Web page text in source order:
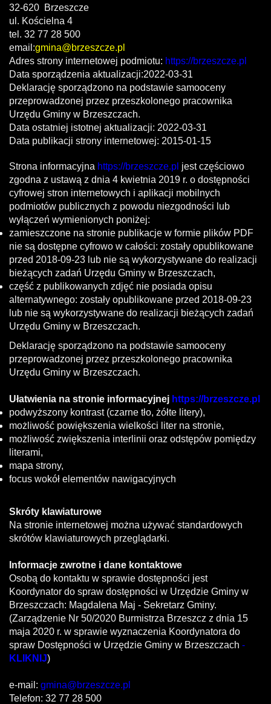
32-620 Brzeszcze
ul. Kościelna 4
tel. 32 77 28 500
email:gmina@brzeszcze.pl
Adres strony internetowej podmiotu: https://brzeszcze.pl
Data sporządzenia aktualizacji:2022-03-31
Deklarację sporządzono na podstawie samooceny
przeprowadzonej przez przeszkolonego pracownika
Urzędu Gminy w Brzeszczach.
Data ostatniej istotnej aktualizacji: 2022-03-31
Data publikacji strony internetowej: 2015-01-15
Strona informacyjna https://brzeszcze.pl jest częściowo
zgodna z ustawą z dnia 4 kwietnia 2019 r. o dostępności
cyfrowej stron internetowych i aplikacji mobilnych
podmiotów publicznych z powodu niezgodności lub
wyłączeń wymienionych poniżej:
zamieszczone na stronie publikacje w formie plików PDF
nie są dostępne cyfrowo w całości: zostały opublikowane
przed 2018-09-23 lub nie są wykorzystywane do realizacji
bieżących zadań Urzędu Gminy w Brzeszczach,
część z publikowanych zdjęć nie posiada opisu
alternatywnego: zostały opublikowane przed 2018-09-23
lub nie są wykorzystywane do realizacji bieżących zadań
Urzędu Gminy w Brzeszczach.
Deklarację sporządzono na podstawie samooceny
przeprowadzonej przez przeszkolonego pracownika
Urzędu Gminy w Brzeszczach.
Ułatwienia na stronie informacyjnej https://brzeszcze.pl
podwyższony kontrast (czarne tło, żółte litery),
możliwość powiększenia wielkości liter na stronie,
możliwość zwiększenia interlinii oraz odstępów pomiędzy
literami,
mapa strony,
focus wokół elementów nawigacyjnych
Skróty klawiaturowe
Na stronie internetowej można używać standardowych
skrótów klawiaturowych przeglądarki.
Informacje zwrotne i dane kontaktowe
Osobą do kontaktu w sprawie dostępności jest
Koordynator do spraw dostępności w Urzędzie Gminy w
Brzeszczach: Magdalena Maj - Sekretarz Gminy.
(Zarządzenie Nr 50/2020 Burmistrza Brzeszcz z dnia 15
maja 2020 r. w sprawie wyznaczenia Koordynatora do
spraw Dostępności w Urzędzie Gminy w Brzeszczach -
KLIKNIJ)
e-mail: gmina@brzeszcze.pl
Telefon: 32 77 28 500